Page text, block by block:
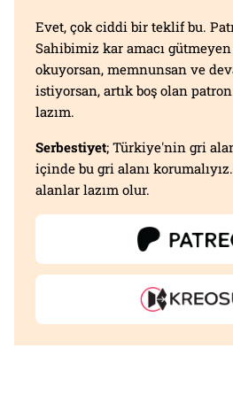
Evet, çok ciddi bir teklif bu.
Sahibimiz kar amacı
okuyorsan, memnunsan ve
istiyorsan, artık boş olan
lazım.
Serbestiyet; Türkiye'nin gri
içinde bu gri alanı
alanlar lazım olur.